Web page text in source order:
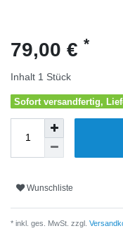
79,00 € *
Inhalt 1 Stück
Sofort versandfertig,
Wunschliste
* inkl. ges. MwSt. zzgl.